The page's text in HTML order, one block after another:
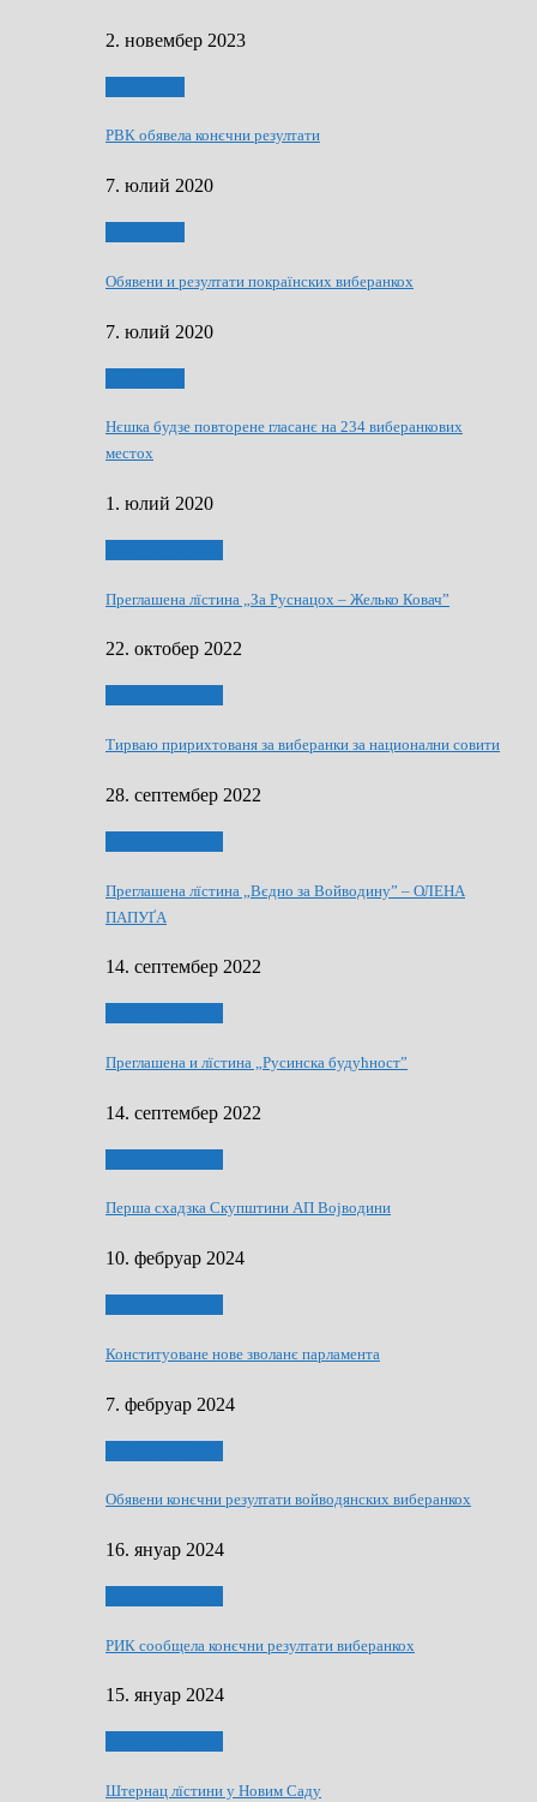
2. новембер 2023
РВК обявела конєчни резултати
7. юлий 2020
Обявени и резултати покраїнских виберанкох
7. юлий 2020
Нєшка будзе повторене гласанє на 234 виберанкових
местох
1. юлий 2020
Преглашена лїстина „За Руснацох – Желько Ковач”
22. октобер 2022
Тирваю пририхтованя за виберанки за национални совити
28. септембер 2022
Преглашена лїстина „Вєдно за Войводину” – ОЛЕНА
ПАПУҐА
14. септембер 2022
Преглашена и лїстина „Русинска будућност”
14. септембер 2022
Перша схадзка Скупштини АП Војводини
10. фебруар 2024
Конституоване нове зволанє парламентa
7. фебруар 2024
Обявени конєчни резултати войводянских виберанкох
16. януар 2024
РИК сообщела конєчни резултати виберанкох
15. януар 2024
Штернац лїстини у Новим Саду